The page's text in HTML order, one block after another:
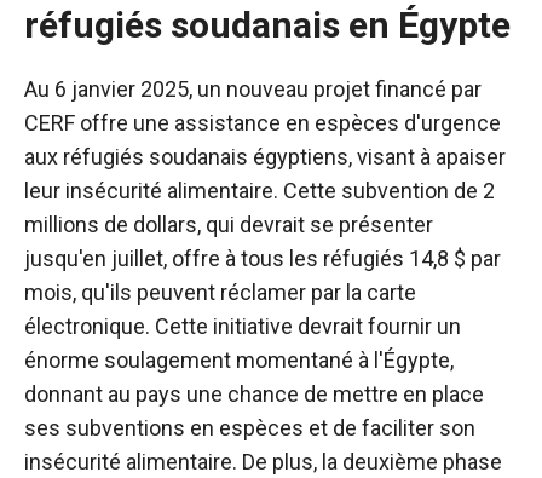
réfugiés soudanais en Égypte
Au 6 janvier 2025, un nouveau projet financé par
CERF offre une assistance en espèces d'urgence
aux réfugiés soudanais égyptiens, visant à apaiser
leur insécurité alimentaire. Cette subvention de 2
millions de dollars, qui devrait se présenter
jusqu'en juillet, offre à tous les réfugiés 14,8 $ par
mois, qu'ils peuvent réclamer par la carte
électronique. Cette initiative devrait fournir un
énorme soulagement momentané à l'Égypte,
donnant au pays une chance de mettre en place
ses subventions en espèces et de faciliter son
insécurité alimentaire. De plus, la deuxième phase